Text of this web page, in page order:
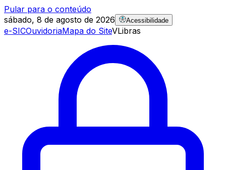
Pular para o conteúdo
sábado, 8 de agosto de 2026
Acessibilidade
e-SICOuvidoriaMapa do SiteVLibras